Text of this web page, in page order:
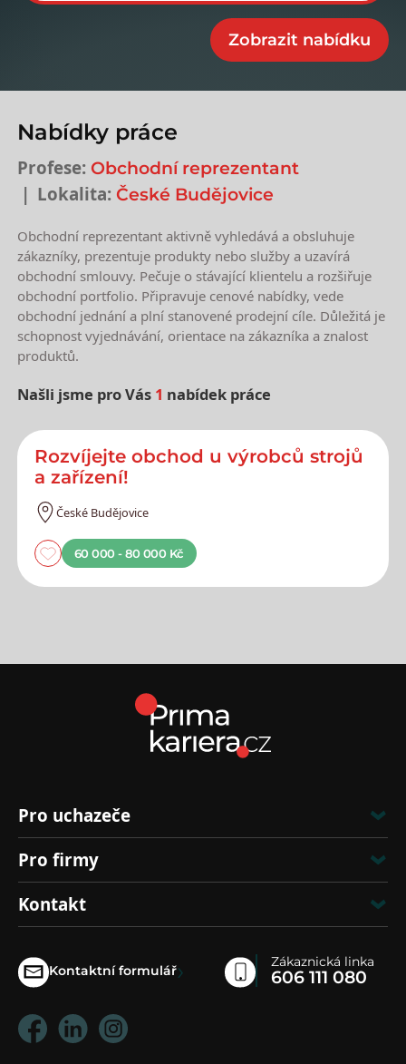
Nabídky práce
Profese: Obchodní reprezentant
Lokalita: České Budějovice
Obchodní reprezentant aktivně vyhledává a obsluhuje
zákazníky, prezentuje produkty nebo služby a uzavírá
obchodní smlouvy. Pečuje o stávající klientelu a rozšiřuje
obchodní portfolio. Připravuje cenové nabídky, vede
obchodní jednání a plní stanovené prodejní cíle. Důležitá je
schopnost vyjednávání, orientace na zákazníka a znalost
produktů.
Našli jsme pro Vás 1 nabídek práce
Nejnovější nabídky práce
Rozvíjejte obchod u výrobců strojů
a zařízení!
České Budějovice
60 000 - 80 000 Kč
Pro uchazeče
Pro firmy
Kontakt
Kontaktní formulář› Zákaznická linka
606 111 080